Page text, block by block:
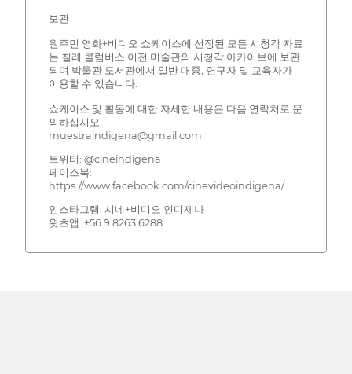
보관
원주민 영화+비디오 쇼케이스에 선정된 모든 시청각 자료
는 칠레 콜럼버스 이전 미술관의 시청각 아카이브에 보관
되며 박물관 도서관에서 일반 대중, 연구자 및 교육자가
이용할 수 있습니다.
쇼케이스 및 활동에 대한 자세한 내용은 다음 연락처로 문
의하십시오.
muestraindigena@gmail.com
트위터: @cineindigena
페이스북:
https://www.facebook.com/cinevideoindigena/
인스타그램: 시네+비디오 인디제나
왓츠앱: +56 9 8263 6288